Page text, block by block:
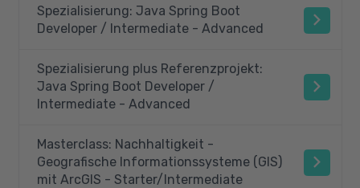
Spezialisierung: Java Spring Boot
Developer / Intermediate - Advanced
Spezialisierung plus Referenzprojekt:
Java Spring Boot Developer /
Intermediate - Advanced
Masterclass: Nachhaltigkeit -
Geografische Informationssysteme (GIS)
mit ArcGIS - Starter/Intermediate